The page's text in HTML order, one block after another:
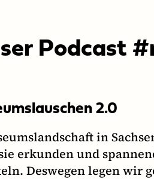
Podcast
2.0
in
erkunden und
Deswegen legen wir